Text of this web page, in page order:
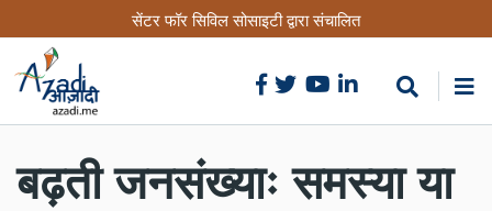
to
content
सेंटर फॉर सिविल सोसाइटी द्वारा संचालित
बढ़ती जनसंख्याः समस्या या